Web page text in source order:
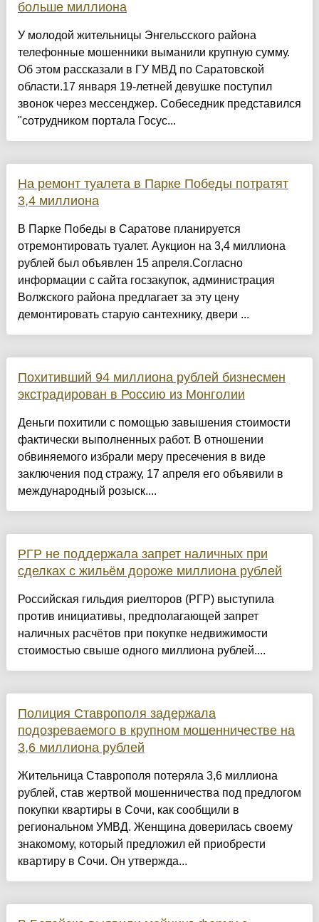
больше миллиона
У молодой жительницы Энгельсского района
телефонные мошенники выманили крупную сумму.
Об этом рассказали в ГУ МВД по Саратовской
области.17 января 19-летней девушке поступил
звонок через мессенджер. Собеседник представился
"сотрудником портала Госус...
На ремонт туалета в Парке Победы потратят
3,4 миллиона
В Парке Победы в Саратове планируется
отремонтировать туалет. Аукцион на 3,4 миллиона
рублей был объявлен 15 апреля.Согласно
информации с сайта госзакупок, администрация
Волжского района предлагает за эту цену
демонтировать старую сантехнику, двери ...
Похитивший 94 миллиона рублей бизнесмен
экстрадирован в Россию из Монголии
Деньги похитили с помощью завышения стоимости
фактически выполненных работ. В отношении
обвиняемого избрали меру пресечения в виде
заключения под стражу, 17 апреля его объявили в
международный розыск....
РГР не поддержала запрет наличных при
сделках с жильём дороже миллиона рублей
Российская гильдия риелторов (РГР) выступила
против инициативы, предполагающей запрет
наличных расчётов при покупке недвижимости
стоимостью свыше одного миллиона рублей....
Полиция Ставрополя задержала
подозреваемого в крупном мошенничестве на
3,6 миллиона рублей
Жительница Ставрополя потеряла 3,6 миллиона
рублей, став жертвой мошенничества под предлогом
покупки квартиры в Сочи, как сообщили в
региональном УМВД. Женщина доверилась своему
знакомому, который предложил ей приобрести
квартиру в Сочи. Он утвержда...